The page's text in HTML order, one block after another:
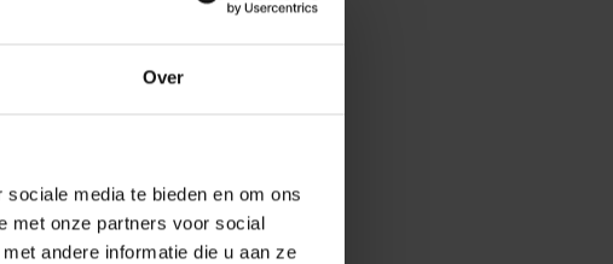
Over
media te bieden en om ons
met onze partners voor social
andere informatie die u aan ze